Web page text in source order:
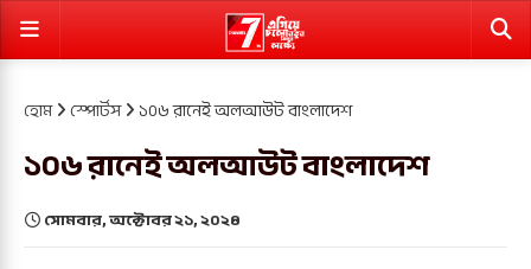
হোম স্পোর্টস ১০৬ রানেই অলআউট বাংলাদেশ
১০৬ রানেই অলআউট বাংলাদেশ
সোমবার, অক্টোবর ২১, ২০২৪